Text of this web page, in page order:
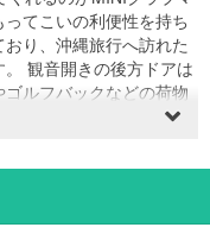
てこいの利便性を持ち
り、沖縄旅行へ訪れた
観音開きの後方ドアは
ルフバックなどの荷物
持ち込み可能サイズ）